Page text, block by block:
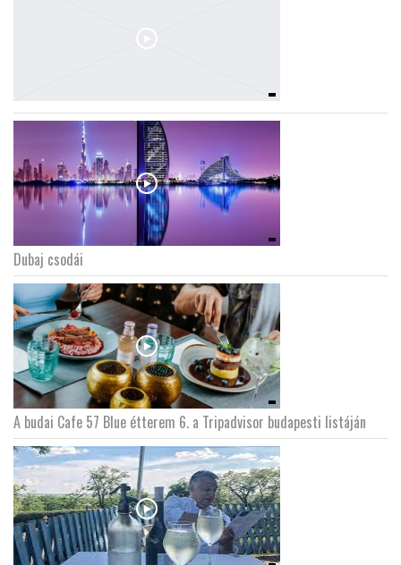
Dubaj csodái
A budai Cafe 57 Blue étterem 6. a Tripadvisor budapesti listáján